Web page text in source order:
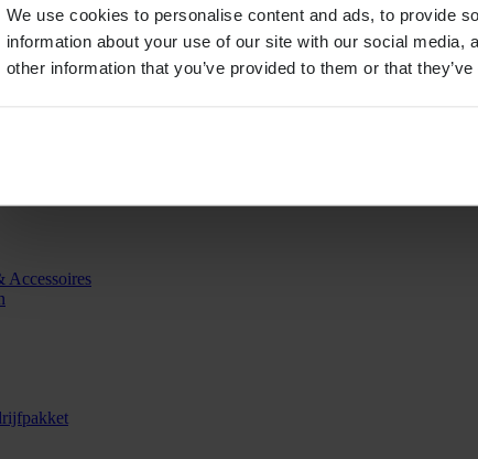
We use cookies to personalise content and ads, to provide
information about your use of our site with our social
other information that you’ve provided to them or that
Filter)
Accessoires
Accessoires